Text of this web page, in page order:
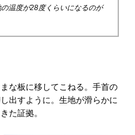
温度が28度くらいになるのが
な板に移してこねる。手首の
出すように。生地が滑らかに
た証拠。